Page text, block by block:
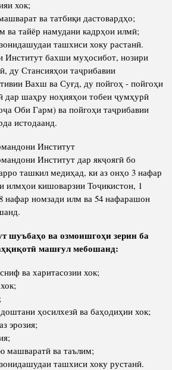
ТОҶИКИСТОН
хок;
ва татбиқи дастовардҳо;
ва тайёр намудани кадрҳои илмӣ;
ташхиси хоку растанӣ.
бахши муҳосибот, нозири
ду Стансияҳои таҷрибавии
Вахш ва Суғд, ду пойгоҳ - пойгоҳи
дар шаҳру ноҳияҳои тобеи ҷумҳурӣ
Оби Гарм) ва пойгоҳи таҷрибавии
истодаанд.
Институт
Институт дар якҷоягӣ бо
ташкил медиҳад, ки аз онҳо 3 нафар
илмҳои кишоварзии Тоҷикистон, 1
нафар номзади илм ва 54 нафарашон
шуъбаҳо ва озмоишгоҳи зерин ба
машғул мебошанд:
ва харитасозии хок;
ҳосилхезӣ ва баҳодиҳии хок;
эрозия;
машваратӣ ва таълим;
ташхиси хоку рустанӣ.